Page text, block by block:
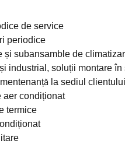
de service
periodice
și subansamble de
industrial, soluții montare în
la sediul
aer condiționat
termice